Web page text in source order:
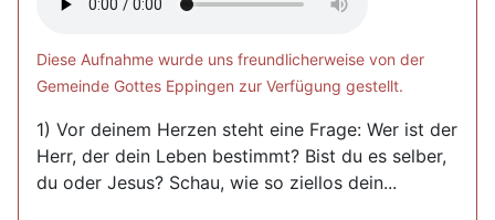
Diese Aufnahme wurde uns freundlicherweise von der
Gemeinde Gottes Eppingen zur Verfügung gestellt.
1) Vor deinem Herzen steht eine Frage: Wer ist der
Herr, der dein Leben bestimmt? Bist du es selber,
du oder Jesus? Schau, wie so ziellos dein...